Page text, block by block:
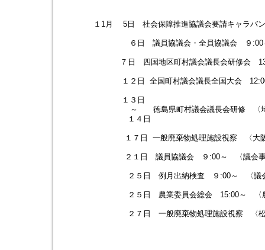
１1月 5日 社会保障推進協議会要請キャラバン
６日 議員協議会・全員協議会 ９:00～ 〈
７日 四国地区町村議会議長会研修会 13:00
１２日 全国町村議会議長全国大会 12:00～
１３日
～ 徳島県町村議会議長会研修 〈埼玉県嵐
１４日
１７日 一般廃棄物処理施設視察 〈大阪市東
２１日 議員協議会 ９:00～ 〈議会事務
２５日 例月出納検査 ９:00～ 〈議会事務
２５日 農業委員会総会 15:00～ 〈農振
２７日 一般廃棄物処理施設視察 〈松山西